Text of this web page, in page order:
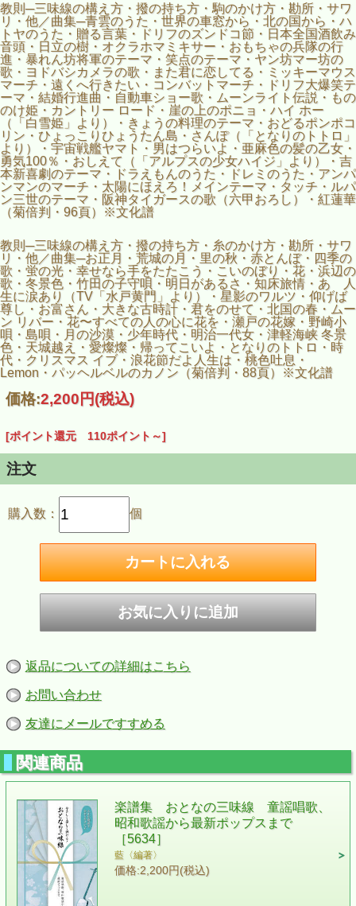
教則─三味線の構え方・撥の持ち方・駒のかけ方・勘所・サワ
リ・他／曲集─青雲のうた・世界の車窓から・北の国から・ハ
トヤのうた・贈る言葉・ドリフのズンドコ節・日本全国酒飲み
音頭・日立の樹・オクラホマミキサー・おもちゃの兵隊の行
進・暴れん坊将軍のテーマ・笑点のテーマ・ヤン坊マー坊の
歌・ヨドバシカメラの歌・また君に恋してる・ミッキーマウス
マーチ・遠くへ行きたい・コンバットマーチ・ドリフ大爆笑テ
ーマ・結婚行進曲・自動車ショー歌・ムーンライト伝説・もの
のけ姫・カントリー ロード・崖の上のポニョ・ハイ ホー
（「白雪姫」より）・きょうの料理のテーマ・おどるポンポコ
リン・ひょっこりひょうたん島・さんぽ（「となりのトトロ」
より）・宇宙戦艦ヤマト・男はつらいよ・亜麻色の髪の乙女・
勇気100％・おしえて（「アルプスの少女ハイジ」より）・吉
本新喜劇のテーマ・ドラえもんのうた・ドレミのうた・アンパ
ンマンのマーチ・太陽にほえろ！メインテーマ・タッチ・ルパ
ン三世のテーマ・阪神タイガースの歌（六甲おろし）・紅蓮華
（菊倍判・96頁）※文化譜
教則─三味線の構え方・撥の持ち方・糸のかけ方・勘所・サワ
リ・他／曲集─お正月・荒城の月・里の秋・赤とんぼ・四季の
歌・蛍の光・幸せなら手をたたこう・こいのぼり・花・浜辺の
歌・冬景色・竹田の子守唄・明日があるさ・知床旅情・あゝ人
生に涙あり（TV「水戸黄門」より）・星影のワルツ・仰げば
尊し・お富さん・大きな古時計・君をのせて・北国の春・ムー
ン リバー・花〜すべての人の心に花を・瀬戸の花嫁・野崎小
唄・島唄・月の沙漠・少年時代・明治一代女・津軽海峡 冬景
色・天城越え・愛燦燦・帰ってこいよ・となりのトトロ・時
代・クリスマス イブ・浪花節だよ人生は・桃色吐息・
Lemon・パッヘルベルのカノン（菊倍判・88頁）※文化譜
価格:2,200円(税込)
[ポイント還元 110ポイント～]
注文
購入数： 個
返品についての詳細はこちら
お問い合わせ
友達にメールですすめる
関連商品
楽譜集 おとなの三味線 童謡唱歌、
昭和歌謡から最新ポップスまで
［5634］
藍〈編著〉
価格:2,200円(税込)